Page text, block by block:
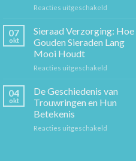
Mode
Reacties uitgeschakeld
De
Beste
07
okt
Sieraad Verzorging: Hoe
Gouden Sieraden Lang
Mooi Houdt
Reacties uitgeschakeld
Je
04
okt
De Geschiedenis van
Trouwringen en Hun
Betekenis
Reacties uitgeschakeld